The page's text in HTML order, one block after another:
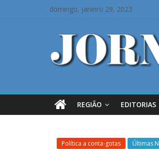
domingo, janeiro 29, 2023
REGIÃO EDITORIAS
Política a conta-gotas Últimas